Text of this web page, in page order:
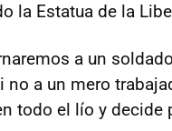
la Estatua de la
a un
no a un mero
todo el lío y decide